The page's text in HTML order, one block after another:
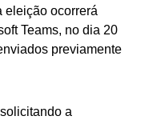
eleição ocorrerá
Teams, no dia 20
previamente
a